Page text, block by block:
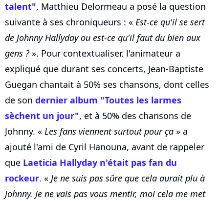
talent", Matthieu Delormeau a posé la question
suivante à ses chroniqueurs : « Est-ce qu'il se sert
de Johnny Hallyday ou est-ce qu'il faut du bien aux
gens ?». Pour contextualiser, l'animateur a
expliqué que durant ses concerts, Jean-Baptiste
Guegan chantait à 50% ses chansons, dont celles
de son dernier album "Toutes les larmes
sèchent un jour", et à 50% des chansons de
Johnny. « Les fans viennent surtout pour ça » a
ajouté l'ami de Cyril Hanouna, avant de rappeler
que Laeticia Hallyday n'était pas fan du
rockeur. « Je ne suis pas sûre que cela aurait plu à
Johnny. Je ne vais pas vous mentir, moi cela me met